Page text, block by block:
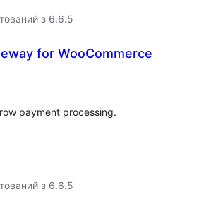
з 6.6.5
for WooCommerce
payment processing.
з 6.6.5